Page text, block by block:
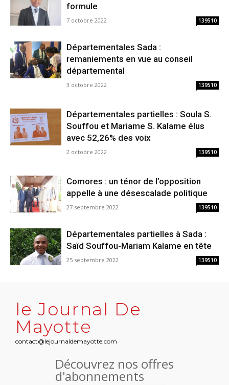
formule
7 octobre 2022 139510
Départementales Sada :
remaniements en vue au conseil
départemental
3 octobre 2022 139510
Départementales partielles : Soula S.
Souffou et Mariame S. Kalame élus
avec 52,26% des voix
2 octobre 2022 139510
Comores : un ténor de l’opposition
appelle à une désescalade politique
27 septembre 2022 139510
Départementales partielles à Sada :
Saïd Souffou-Mariam Kalame en tête
25 septembre 2022 139510
le Journal De
Mayotte
contact@lejournaldemayotte.com
Découvrez nos offres
d'abonnements